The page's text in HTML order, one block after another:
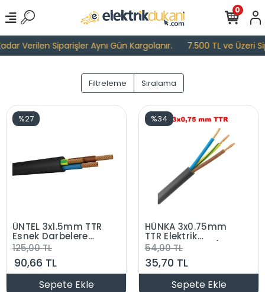
Verilen Siparişler Aynı Gün Kargolanır. 7.500 TL ve Üzeri
0
Filtreleme Sıralama
%27
ÜNTEL 3x1.5mm TTR
Esnek Darbelere
Dayanıklı Kauçuk
Kablo SİYAH
125,00 TL
90,66 TL
Sepete Ekle
%34
HÜNKA 3x0.75mm
TTR Elektrik
Kablosu SİYAH (Çok
Telli Esnek Kablo)
54,00 TL
35,70 TL
Sepete Ekle